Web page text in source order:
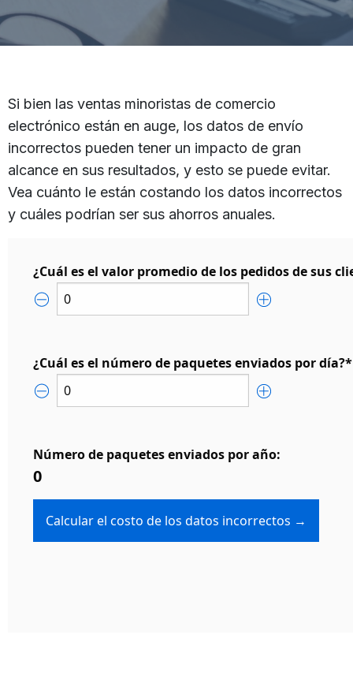
Si bien las ventas minoristas de comercio
electrónico están en auge, los datos de envío
incorrectos pueden tener un impacto de gran
alcance en sus resultados, y esto se puede evitar.
Vea cuánto le están costando los datos incorrectos
y cuáles podrían ser sus ahorros anuales.